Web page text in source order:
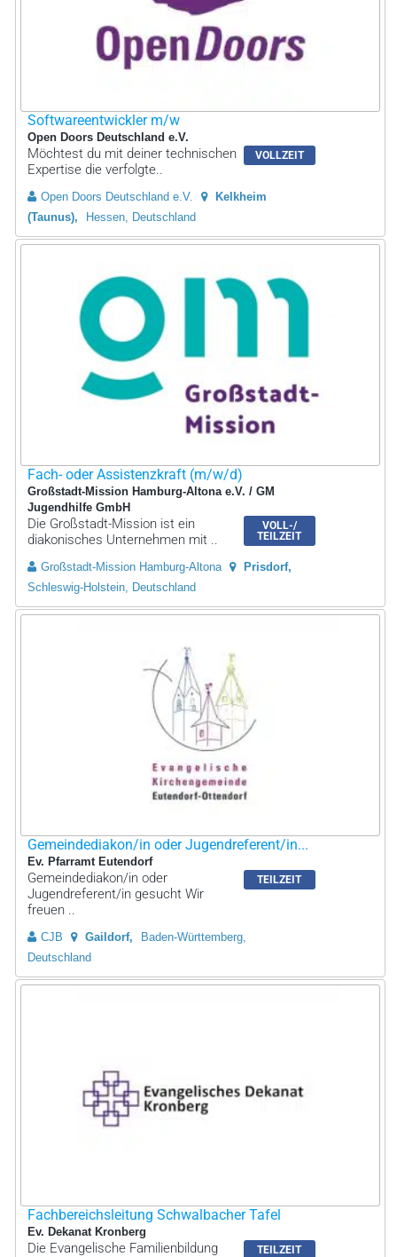
Softwareentwickler m/w
Open Doors Deutschland e.V.
VOLLZEIT
Möchtest du mit deiner technischen
Expertise die verfolgte..
Open Doors Deutschland e.V.
Kelkheim
(Taunus)
Hessen, Deutschland
Fach- oder Assistenzkraft (m/w/d)
Großstadt-Mission Hamburg-Altona e.V. / GM
Jugendhilfe GmbH
VOLL-/
TEILZEIT
Die Großstadt-Mission ist ein
diakonisches Unternehmen mit ..
Großstadt-Mission Hamburg-Altona
Prisdorf
Schleswig-Holstein, Deutschland
Gemeindediakon/in oder Jugendreferent/in...
Ev. Pfarramt Eutendorf
TEILZEIT
Gemeindediakon/in oder
Jugendreferent/in gesucht Wir
freuen ..
CJB Gaildorf
Baden-Württemberg,
Deutschland
Fachbereichsleitung Schwalbacher Tafel
Ev. Dekanat Kronberg
TEILZEIT
Die Evangelische Familienbildung